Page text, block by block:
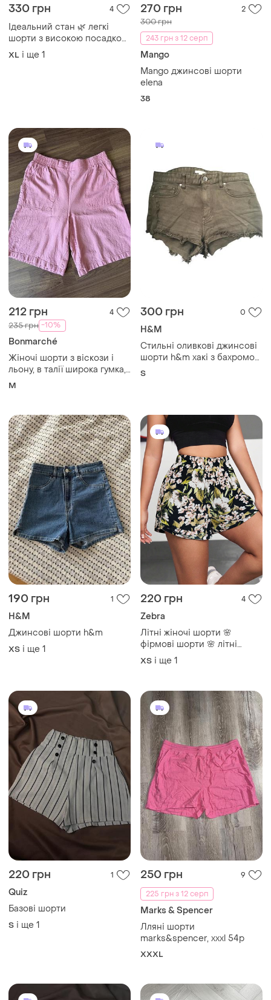
330 грн 4
Ідеальний стан 🌿 легкі
шорти з високою посадкою
🩳 жіночі літні шорти хакі 🏷️
XL і ще 1
270 грн 2
300 грн
243 грн з 12 серп
Mango
Mango джинсові шорти
elena
38
212 грн 4
235 грн -10%
Bonmarché
Жіночі шорти з віскози і
льону, в талії широка гумка,
з боків кишені. bonmarche,
M
300 грн 0
H&M
Стильні оливкові джинсові
шорти h&m хакі з бахромою
(розмір s / eur 36)
S
190 грн 1
H&M
Джинсові шорти h&m
ХS і ще 1
220 грн 4
Zebra
Літні жіночі шорти 🌸
фірмові шорти 🌸 літні
шорти 🌸 розмір xs/s
ХS і ще 1
220 грн 1
Quiz
Базові шорти
S і ще 1
250 грн
9
225 грн з 12 серп
Marks & Spencer
Лляні шорти
marks&spencer, xxxl 54р
XXXL